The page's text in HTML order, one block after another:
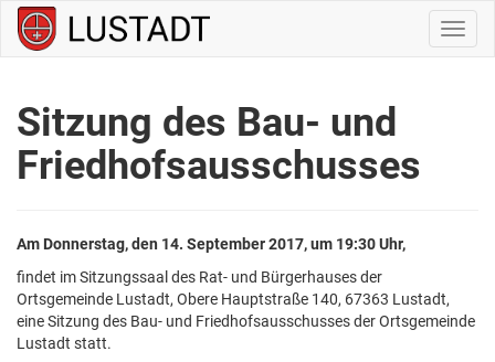
ein-/
Sitzung des Bau- und
Friedhofsausschusses
Am Donnerstag, den 14. September 2017,um 19:30 Uhr,
findet im Sitzungssaal des Rat- und Bürgerhauses der
Ortsgemeinde Lustadt, Obere Hauptstraße 140, 67363 Lustadt,
eine Sitzung des Bau- und Friedhofsausschusses der Ortsgemeinde
Lustadt statt.